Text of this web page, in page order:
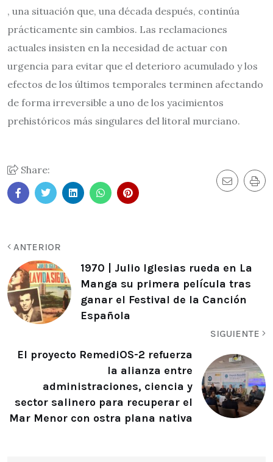
, una situación que, una década después, continúa
prácticamente sin cambios. Las reclamaciones
actuales insisten en la necesidad de actuar con
urgencia para evitar que el deterioro acumulado y los
efectos de los últimos temporales terminen afectando
de forma irreversible a uno de los yacimientos
prehistóricos más singulares del litoral murciano.
Share:
ANTERIOR
1970 | Julio Iglesias rueda en La
Manga su primera película tras
ganar el Festival de la Canción
Española
SIGUIENTE
El proyecto RemediOS-2 refuerza
la alianza entre
administraciones, ciencia y
sector salinero para recuperar el
Mar Menor con ostra plana nativa